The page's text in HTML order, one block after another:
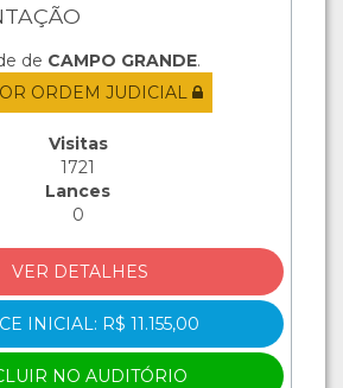
de CAMPO GRANDE.
ORDEM JUDICIAL
Visitas
1721
Lances
0
VER DETALHES
INICIAL: R$ 11.155,00
NO AUDITÓRIO